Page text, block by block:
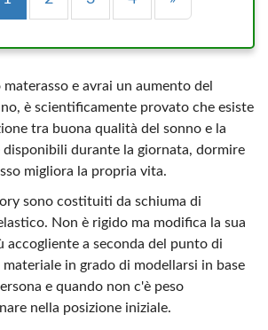
e avrai un aumento del
è scientificamente provato che esiste
tra buona qualità del sonno e la
durante la giornata, dormire
migliora la propria vita.
sono costituiti da schiuma di
Non è rigido ma modifica la sua
accogliente a seconda del punto di
in grado di modellarsi in base
e quando non c'è peso
nella posizione iniziale.